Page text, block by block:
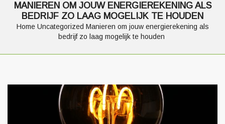
MANIEREN OM JOUW ENERGIEREKENING ALS
BEDRIJF ZO LAAG MOGELIJK TE HOUDEN
Home Uncategorized Manieren om jouw energierekening als
bedrijf zo laag mogelijk te houden